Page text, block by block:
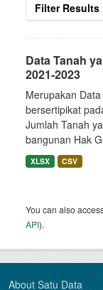
Filter Results
Data Tanah
2021-2023
Merupakan
bersertipikat
Jumlah Tanah
bangunan Hak
XLSX CSV
You can also
API).
About Satu Data